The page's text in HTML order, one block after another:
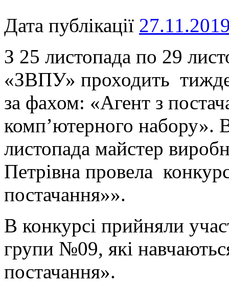
Дата публікації
З 25 листопада по 29
«ЗВПУ» проходить
за фахом: «Агент з
комп’ютерного набору».
листопада майстер
Петрівна провела
постачання»».
В конкурсі прийняли
групи №09, які
постачання».